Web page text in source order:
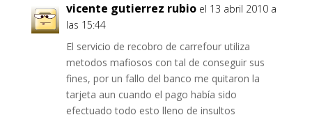
vicente gutierrez rubio el 13 abril 2010 a
las 15:44
El servicio de recobro de carrefour utiliza
metodos mafiosos con tal de conseguir sus
fines, por un fallo del banco me quitaron la
tarjeta aun cuando el pago había sido
efectuado todo esto lleno de insultos